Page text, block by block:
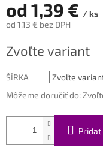
od 1,39 € / ks
od 1,13 € bez DPH
cena:
Zvoľte variant
ŠÍRKA
Môžeme doručiť do:
Pridať